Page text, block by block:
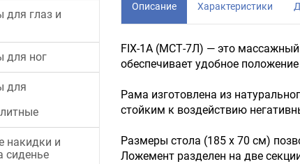
глаз и
для ног
для
накидки и
сиденье
Описание Характеристики
FIX-1A (МСТ-7Л) — это массажный
обеспечивает удобное
Рама изготовлена из
стойким к воздействию
Размеры стола (185 х 70 см)
Ложемент разделен на две